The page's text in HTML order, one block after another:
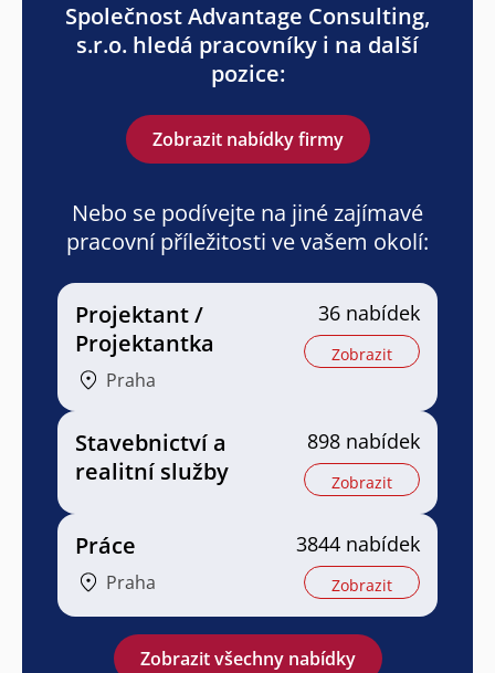
Společnost Advantage Consulting,
s.r.o. hledá pracovníky i na další
pozice:
Zobrazit nabídky firmy
Nebo se podívejte na jiné zajímavé
pracovní příležitosti ve vašem okolí:
Projektant /
Projektantka
Praha
36 nabídek
Zobrazit
Stavebnictví a
realitní služby
898 nabídek
Zobrazit
Práce
Praha
3844 nabídek
Zobrazit
Zobrazit všechny nabídky